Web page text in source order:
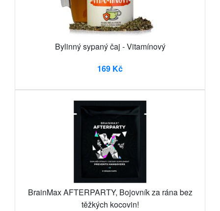
Bylinný sypaný čaj - Vitamínový
169 Kč
BrainMax AFTERPARTY, Bojovník za rána bez
těžkých kocovin!